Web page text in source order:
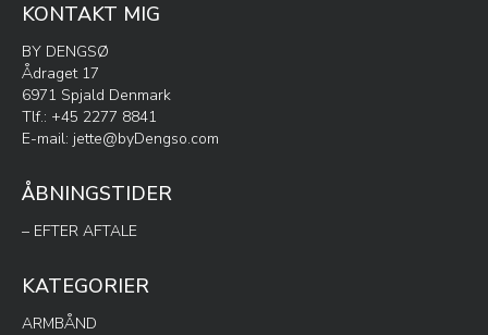
KONTAKT MIG
BY DENGSØ
Ådraget 17
6971 Spjald Denmark
Tlf.: +45 2277 8841
E-mail: jette@byDengso.com
ÅBNINGSTIDER
– EFTER AFTALE
KATEGORIER
ARMBÅND